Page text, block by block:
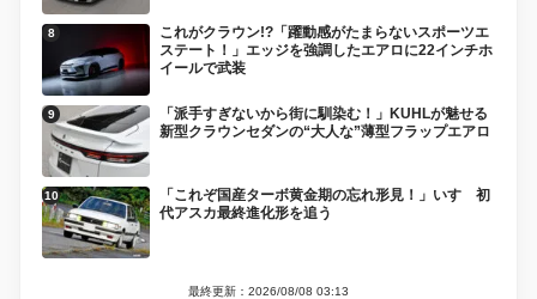
これがクラウン!?「躍動感がたまらないスポーツエ
ステート！」エッジを強調したエアロに22インチホ
イールで武装
「派手すぎないから街に馴染む！」KUHLが魅せる
新型クラウンセダンの“大人な”薄型フラップエアロ
「これぞ国産ターボ黄金期の忘れ形見！」いすゞ初
代アスカ最終進化形を追う
最終更新：2026/08/08 03:13